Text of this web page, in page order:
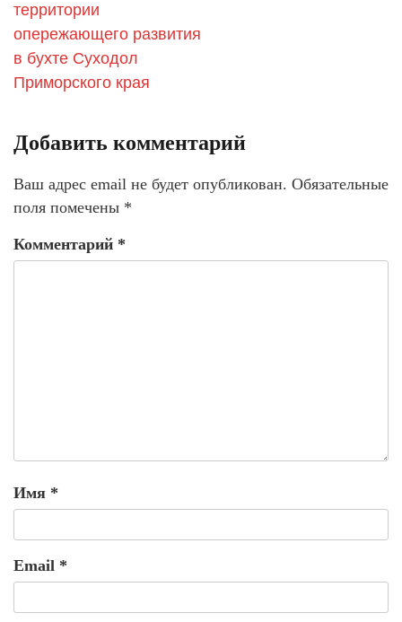
территории
опережающего развития
в бухте Суходол
Приморского края
Добавить комментарий
Ваш адрес email не будет опубликован. Обязательные
поля помечены *
Комментарий *
Имя *
Email *